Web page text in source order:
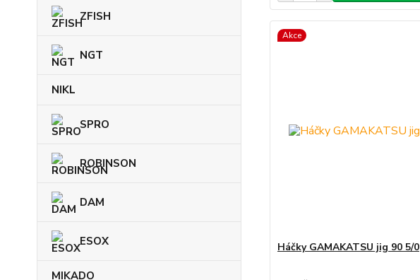
ZFISH
NGT
NIKL
SPRO
ROBINSON
DAM
ESOX
MIKADO
Akce
Háčky GAMAKATSU jig 90 5/0